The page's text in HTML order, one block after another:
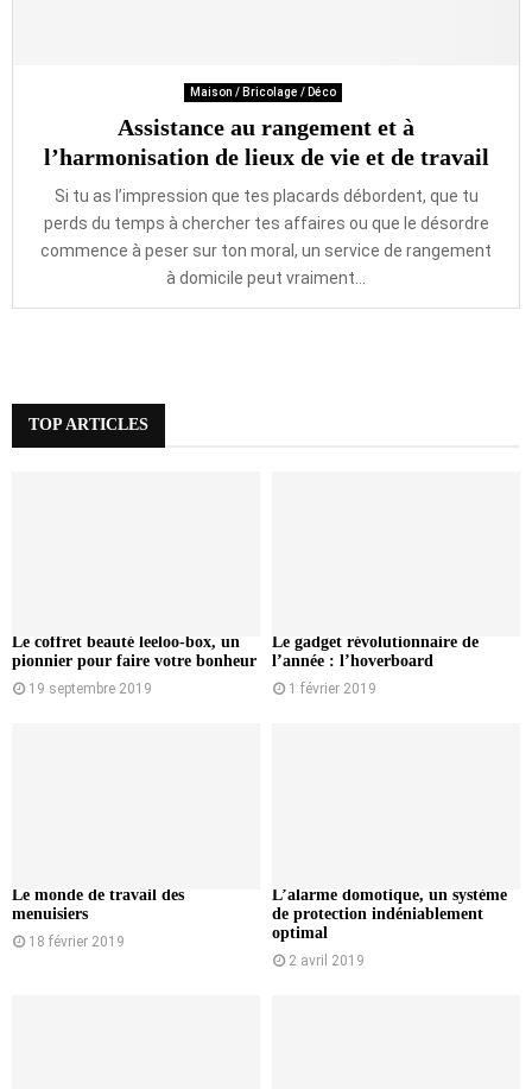
Maison / Bricolage / Déco
Assistance au rangement et à
l’harmonisation de lieux de vie et de travail
Si tu as l’impression que tes placards débordent, que tu
perds du temps à chercher tes affaires ou que le désordre
commence à peser sur ton moral, un service de rangement
à domicile peut vraiment...
TOP ARTICLES
Le coffret beauté leeloo-box, un
pionnier pour faire votre bonheur
19 septembre 2019
Le gadget révolutionnaire de
l’année : l’hoverboard
1 février 2019
Le monde de travail des
menuisiers
18 février 2019
L’alarme domotique, un système
de protection indéniablement
optimal
2 avril 2019